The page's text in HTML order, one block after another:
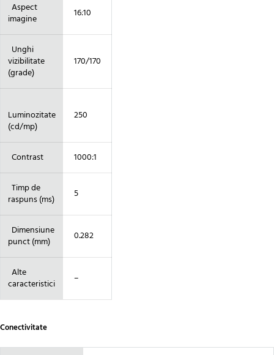
Aspect
imagine
16:10
Unghi
vizibilitate
(grade)
170/170
Luminozitate
(cd/mp)
250
Contrast 1000:1
Timp de
raspuns (ms)
5
Dimensiune
punct (mm)
0.282
Alte
caracteristici
–
Conectivitate